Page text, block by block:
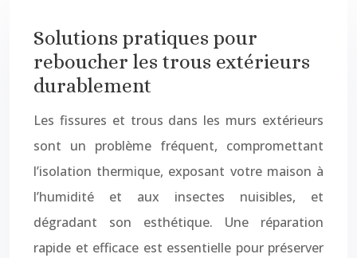
Solutions pratiques pour
reboucher les trous extérieurs
durablement
Les fissures et trous dans les murs extérieurs
sont un problème fréquent, compromettant
l’isolation thermique, exposant votre maison à
l’humidité et aux insectes nuisibles, et
dégradant son esthétique. Une réparation
rapide et efficace est essentielle pour préserver